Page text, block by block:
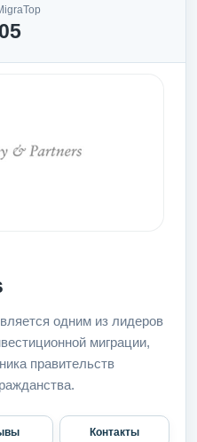
одним из лидеров
миграции,
правительств
Контакты